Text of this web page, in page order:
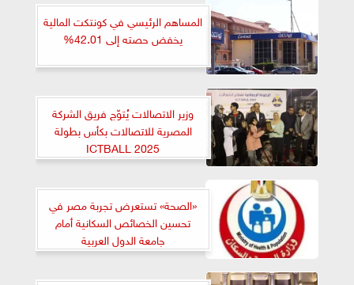
المساهم الرئيسي في كونتكت المالية
يخفض حصته إلى 42.01%
وزير الاتصالات يُتوّج فريق الشركة
المصرية للاتصالات بكأس بطولة
ICTBALL 2025
«الصحة» تستعرض تجربة مصر في
تحسين الخصائص السكانية أمام
جامعة الدول العربية